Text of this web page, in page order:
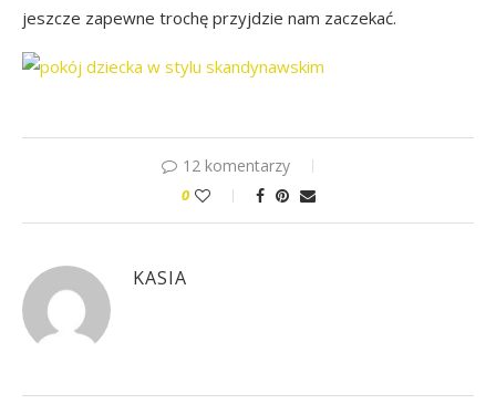
jeszcze zapewne trochę przyjdzie nam zaczekać.
12 komentarzy
0
KASIA